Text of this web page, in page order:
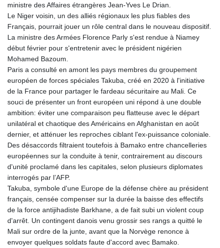
ILS 3.007702
IMP 0.742819
INR 95.38485
IQD
1374849.999974
ISK 123.610004
JEP 0.742819
JMD 158.809665
JOD 0.708998
JPY 158.398421
KES 129.369762
KGS 87.45004
KHR
KMF 427.000007
KRW
1421.414997
KWD 0.30965
KYD 0.834936
KZT 469.48422
ministre des Affaires étrangères Jean-Yves Le Drian.
Le Niger voisin, un des alliés régionaux les plus fiables des
Français, pourrait jouer un rôle central dans le nouveau dispositif.
La ministre des Armées Florence Parly s'est rendue à Niamey
début février pour s'entretenir avec le président nigérien
Mohamed Bazoum.
Paris a consulté en amont les pays membres du groupement
européen de forces spéciales Takuba, créé en 2020 à l'initiative
de la France pour partager le fardeau sécuritaire au Mali. Ce
souci de présenter un front européen uni répond à une double
ambition: éviter une comparaison peu flatteuse avec le départ
unilatéral et chaotique des Américains en Afghanistan en août
dernier, et atténuer les reproches ciblant l'ex-puissance coloniale.
Des désaccords filtraient toutefois à Bamako entre chancelleries
européennes sur la conduite à tenir, contrairement au discours
d'unité proclamé dans les capitales, selon plusieurs diplomates
interrogés par l’AFP.
Takuba, symbole d'une Europe de la défense chère au président
français, censée compenser sur la durée la baisse des effectifs
de la force antijihadiste Barkhane, a de fait subi un violent coup
d'arrêt. Un contingent danois venu grossir ses rangs a quitté le
Mali sur ordre de la junte, avant que la Norvège renonce à
envoyer quelques soldats faute d'accord avec Bamako.